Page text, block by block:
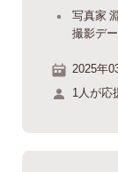
写真家
撮影デ
2025年
1人が応